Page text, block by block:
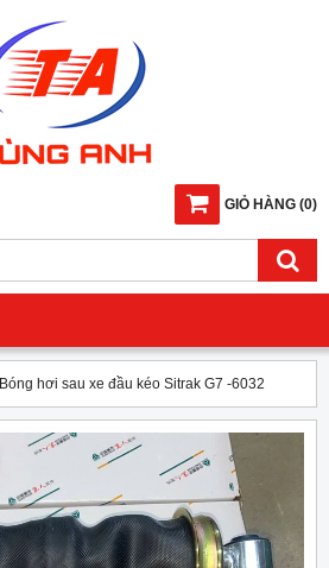
GIỎ HÀNG (0)
Bóng hơi sau xe đầu kéo Sitrak G7 -6032